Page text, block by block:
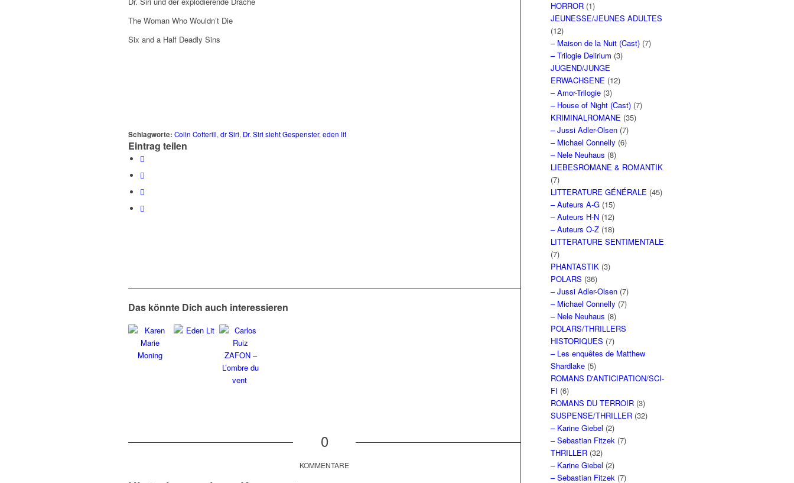
The Woman Who Wouldn’t Die
Six and a Half Deadly Sins
Schlagworte: Colin Cotterill, dr Siri, Dr. Siri sieht Gespenster, eden lit
Eintrag teilen
Das könnte Dich auch interessieren
0
KOMMENTARE
HORROR (1)
JEUNESSE/JEUNES ADULTES
(12)
– Maison de la Nuit (Cast) (7)
– Trilogie Delirium (3)
JUGEND/JUNGE
ERWACHSENE (12)
– Amor-Trilogie (3)
– House of Night (Cast) (7)
KRIMINALROMANE (35)
– Jussi Adler-Olsen (7)
– Michael Connelly (6)
– Nele Neuhaus (8)
LIEBESROMANE & ROMANTIK
(7)
LITTERATURE GÉNÉRALE (45)
– Auteurs A-G (15)
– Auteurs H-N (12)
– Auteurs O-Z (18)
LITTERATURE SENTIMENTALE
(7)
PHANTASTIK (3)
POLARS (36)
– Jussi Adler-Olsen (7)
– Michael Connelly (7)
– Nele Neuhaus (8)
POLARS/THRILLERS
HISTORIQUES (7)
– Les enquêtes de Matthew
Shardlake (5)
ROMANS D'ANTICIPATION/SCI-
FI (6)
ROMANS DU TERROIR (3)
SUSPENSE/THRILLER (32)
– Karine Giebel (2)
– Sebastian Fitzek (7)
THRILLER (32)
– Karine Giebel (2)
– Sebastian Fitzek (7)